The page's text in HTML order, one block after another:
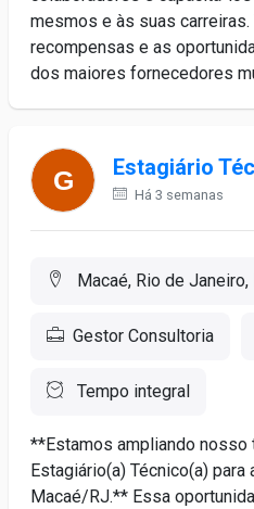
mesmos e às suas
recompensas e as
dos maiores fornecedores
Estagiário
Há 3 semanas
Macaé, Rio de Janeiro,
Gestor Consultoria
Tempo integral
**Estamos ampliando nosso
Estagiário(a) Técnico(a)
Macaé/RJ.** Essa